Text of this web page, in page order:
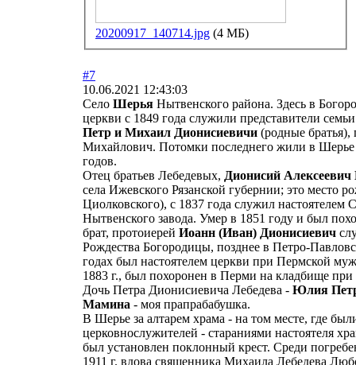
20200917_140714.jpg (4 МБ)
#7
10.06.2021 12:43:03
Село Шерья Нытвенского района. Здесь в
церкви с 1849 года служили представители
Петр и Михаил Дионисиевичи (родные
Михайлович. Потомки последнего жили в Шерье
годов.
Отец братьев Лебедевых, Дионисий Алексеевич
села Ижевского Рязанской губернии; это место
Циолковского), с 1837 года служил настоятелем
Нытвенского завода. Умер в 1851 году и был
брат, протоиерей Иоанн (Иван) Дионисиевич
Рождества Богородицы, позднее в Петро-
годах был настоятелем церкви при Пермской
1883 г., был похоронен в Перми на кладбище
Дочь Петра Дионисиевича Лебедева - Юлия
Мамина - моя прапрабабушка.
В Шерье за алтарем храма - на том месте, где
церковнослужителей - стараниями настоятеля
был установлен поклонный крест. Среди
1911 г. вдова священника Михаила Лебедева